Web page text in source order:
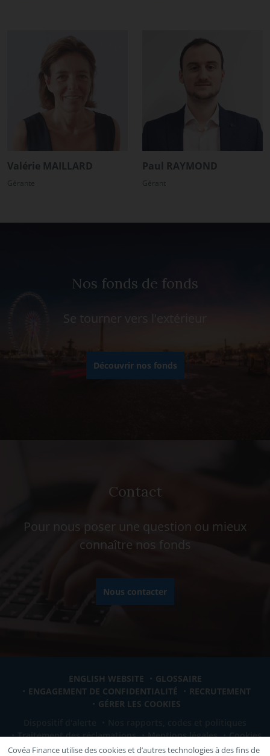
Covéa Finance utilise des cookies et d’autres technologies à des fins de
Valérie MAILLARD
Gérante
Paul RAYMOND
Gérant
Nos fonds de fonds
Se tourner vers l'extérieur
Découvrir nos fonds
Contact
Pour nous poser une question ou mieux
connaître nos fonds
Nous contacter
ENGLISH WEBSITE
GLOSSAIRE
ENGAGEMENT DE CONFIDENTIALITÉ
RECRUTEMENT
GÉRER LES COOKIES
Traitement des réclamations
Mentions légales Cookies